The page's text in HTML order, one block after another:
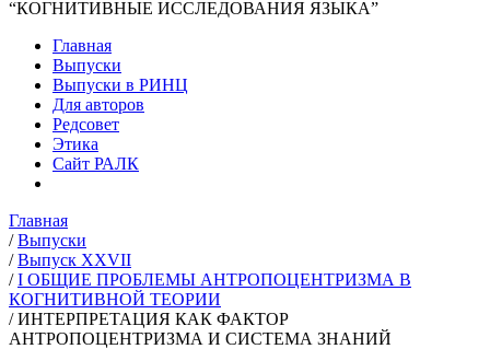
“КОГНИТИВНЫЕ ИССЛЕДОВАНИЯ ЯЗЫКА”
Главная
Выпуски
Выпуски в РИНЦ
Для авторов
Редсовет
Этика
Сайт РАЛК
Главная
/ Выпуски
/ Выпуск XXVII
/ I ОБЩИЕ ПРОБЛЕМЫ АНТРОПОЦЕНТРИЗМА В
КОГНИТИВНОЙ ТЕОРИИ
/ ИНТЕРПРЕТАЦИЯ КАК ФАКТОР
АНТРОПОЦЕНТРИЗМА И СИСТЕМА ЗНАНИЙ